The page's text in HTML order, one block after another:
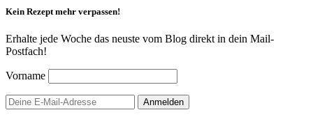
Kein Rezept mehr verpassen!
Erhalte jede Woche das neuste vom Blog direkt in dein Mail-
Postfach!
Vorname